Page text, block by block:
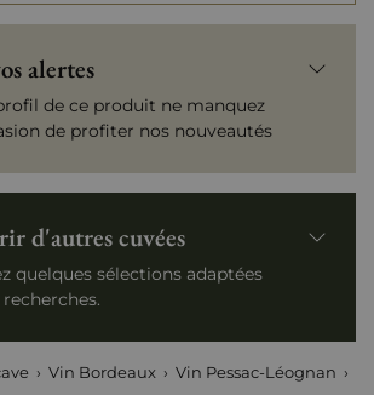
alertes
de ce produit ne manquez
de profiter nos nouveautés
d'autres cuvées
quelques sélections adaptées
Vin Bordeaux Vin Pessac-Léognan